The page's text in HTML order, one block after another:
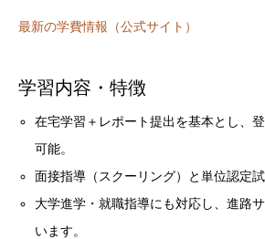
最新の学費情報（公式サイト）
学習内容・特徴
在宅学習＋レポート提出を基本とし、
可能。
面接指導（スクーリング）と単位認定
大学進学・就職指導にも対応し、進路
います。